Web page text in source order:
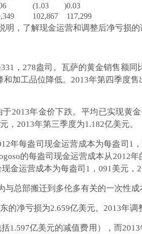
(1.03 )0.03
102,867 117,299
，了解现金运营和调整后净亏损的
，278盎司。瓦萨的黄金销售额
加工品位降低。2013年第四季度
2013年金价下跌。平均已实现黄
，2013年第三季度为1.182亿美元。
年每盎司现金运营成本为每盎司1
的每盎司现金运营成本从2012
金运营成本为每盎司1，091美元，
总部搬迁到多伦多有关的一次性成
净亏损为2.659亿美元。2013年调
1.597亿美元的减值费用），而